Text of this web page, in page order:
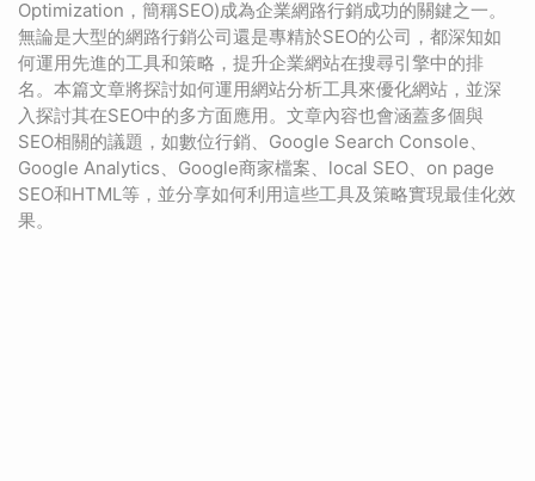
Optimization，簡稱SEO)成為企業網路行銷成功的關鍵之一。
無論是大型的網路行銷公司還是專精於SEO的公司，都深知如
何運用先進的工具和策略，提升企業網站在搜尋引擎中的排
名。本篇文章將探討如何運用網站分析工具來優化網站，並深
入探討其在SEO中的多方面應用。文章內容也會涵蓋多個與
SEO相關的議題，如數位行銷、Google Search Console、
Google Analytics、Google商家檔案、local SEO、on page
SEO和HTML等，並分享如何利用這些工具及策略實現最佳化效
果。